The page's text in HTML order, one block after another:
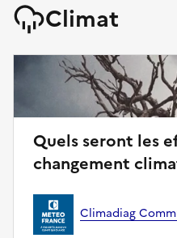
Climat
Quels seront les
changement
Climadiag